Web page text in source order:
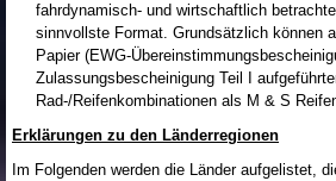
fahrdynamisch- und wirtschaftlich
sinnvollste Format. Grundsätzlich können
Papier (EWG-
Zulassungsbescheinigung Teil I
Rad-/Reifenkombinationen als M & S
Erklärungen zu den Länderregionen
Im Folgenden werden die Länder aufgelistet,